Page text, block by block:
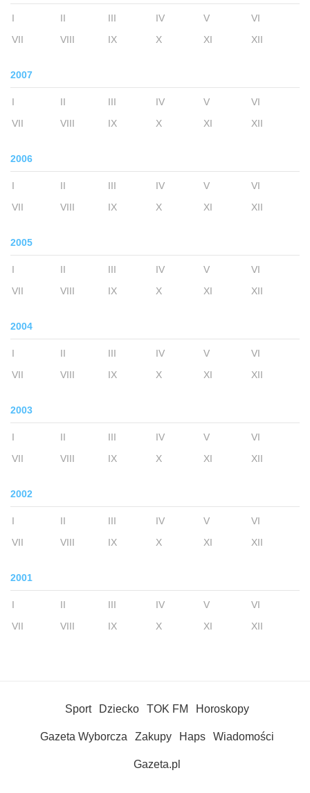
I II III IV V
VI
VII
VIII IX X XI XII
2007
I II III IV V
VI
VII
VIII IX X XI XII
2006
I II III IV V
VI
VII
VIII IX X XI XII
2005
I II III IV V
VI
VII
VIII IX X XI XII
2004
I II III IV V
VI
VII
VIII IX X XI XII
2003
I II III IV V
VI
VII
VIII IX X XI XII
2002
I II III IV V
VI
VII
VIII IX X XI XII
2001
I II III IV V
VI
VII
VIII IX X XI XII
Sport Dziecko TOK FM Horoskopy
Gazeta Wyborcza Zakupy Haps Wiadomości
Gazeta.pl